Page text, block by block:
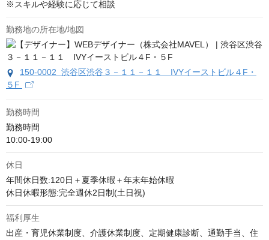
※スキルや経験に応じて相談
勤務地の所在地/地図
150-0002 渋谷区渋谷３－１１－１１ IVYイーストビル４F・
５F
勤務時間
勤務時間
10:00-19:00
休日
年間休日数:120日＋夏季休暇＋年末年始休暇
休日休暇形態:完全週休2日制(土日祝)
福利厚生
出産・育児休業制度、介護休業制度、定期健康診断、通勤手当、住